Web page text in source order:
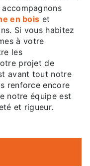
en bois et
Si vous habitez
à votre
les
projet de
avant tout notre
renforce encore
notre équipe est
et rigueur.